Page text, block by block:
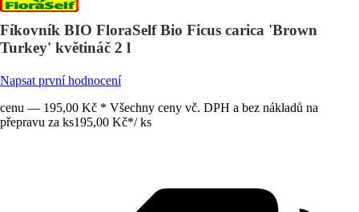
Fíkovník BIO FloraSelf Bio Ficus carica 'Brown
Turkey' květináč 2 l
Napsat první hodnocení
cenu — 195,00 Kč * Všechny ceny vč. DPH a bez nákladů na
přepravu za ks195,00 Kč*/ ks